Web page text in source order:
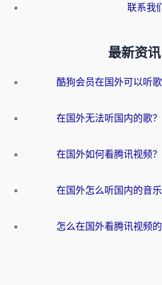
联系我们
最新资讯